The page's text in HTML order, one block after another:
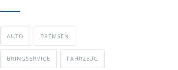
AUTO BREMSEN
BRINGSERVICE FAHRZEUG